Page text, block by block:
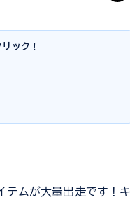
ック！
テムが大量出走です！キ